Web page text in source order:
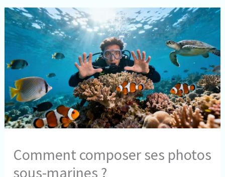
Comment composer ses photos
sous-marines ?
c
h
r